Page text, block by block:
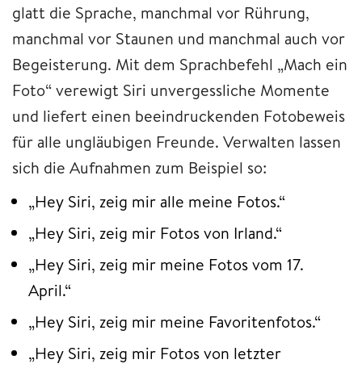
glatt die Sprache, manchmal vor Rührung,
manchmal vor Staunen und manchmal auch vor
Begeisterung. Mit dem Sprachbefehl „Mach ein
Foto“ verewigt Siri unvergessliche Momente
und liefert einen beeindruckenden Fotobeweis
für alle ungläubigen Freunde. Verwalten lassen
sich die Aufnahmen zum Beispiel so:
„Hey Siri, zeig mir alle meine Fotos.“
„Hey Siri, zeig mir Fotos von Irland.“
„Hey Siri, zeig mir meine Fotos vom 17.
April.“
„Hey Siri, zeig mir meine Favoritenfotos.“
„Hey Siri, zeig mir Fotos von letzter